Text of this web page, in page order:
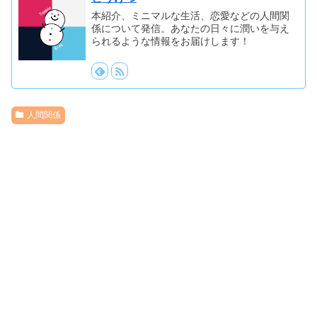
本紹介、ミニマルな生活、恋愛などの人間関
係について発信。あなたの日々に潤いを与え
られるような情報をお届けします！
人間関係